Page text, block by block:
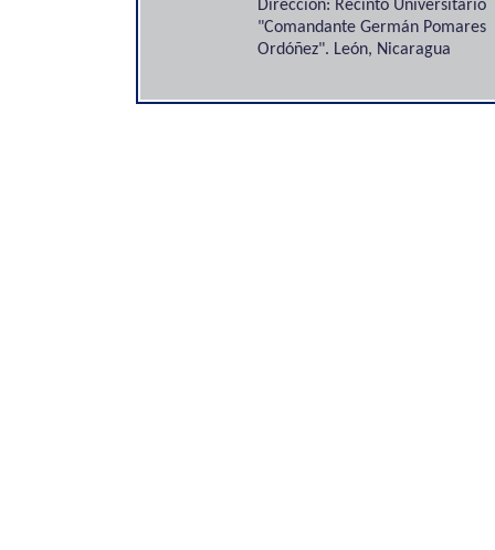
Dirección: Recinto Universitario
"Comandante Germán Pomares
Ordóñez". León, Nicaragua